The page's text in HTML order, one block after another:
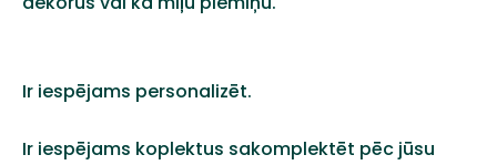
Ir iespējams personalizēt.
Ir iespējams koplektus sakomplektēt pēc jūsu